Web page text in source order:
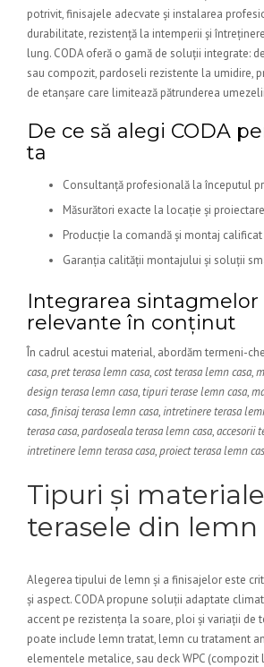
potrivit, finisajele adecvate și instalarea
durabilitate, rezistență la intemperii și
lung. CODA oferă o gamă de soluții integrate:
sau compozit, pardoseli rezistente la umidire,
de etanșare care limitează pătrunderea
De ce să alegi CODA
ta
Consultanță profesională la începutul
Măsurători exacte la locație și
Producție la comandă și montaj calificat
Garanția calității montajului și soluții
Integrarea sintagmelor
relevante în conținut
În cadrul acestui material, abordăm termeni-
casa,pret terasa lemn casa,cost terasa lemn casa,
design terasa lemn casa,tipuri terase lemn casa,
casa, finisaj terasa lemn casa,intretinere terasa
terasa casa,pardoseala terasa lemn casa,accesorii
intretinere lemn terasa casa,proiect terasa lemn
Tipuri și
terasele din lemn
Alegerea tipului de lemn și a finisajelor este
și aspect. CODA propune soluții adaptate
accent pe rezistența la soare, ploi și variații de
poate include lemn tratat, lemn cu tratament
elementele metalice, sau deck WPC (compozit